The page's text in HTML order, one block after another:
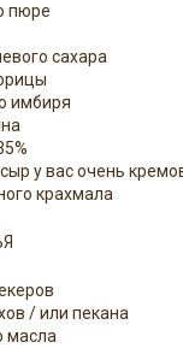
пюре
сахара
имбиря
у вас очень
крахмала
/ или пекана
масла